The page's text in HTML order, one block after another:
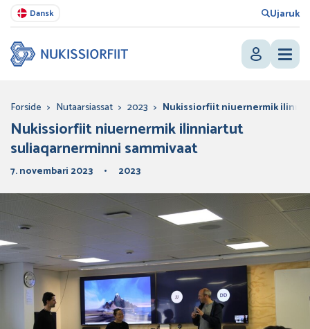
Dansk Ujaruk
Forside > Nutaarsiassat > 2023 > Nukissiorfiit niuernermik
Nukissiorfiit niuernermik ilinniartut
suliaqarnerminni sammivaat
7. novembari 2023 2023